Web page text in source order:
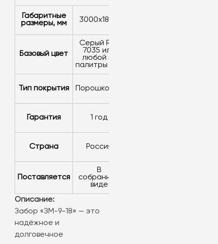
размеры, мм
3000x1800
Базовый цвет
серый RAL
7035 или
любой из
палитры RAL
Тип покрытия порошковое
Гарантия 1 год
Страна Россия
Поставляется
в
собранном
виде
Описание:
Забор «ЗМ-9-18» — это
надёжное и
долговечное